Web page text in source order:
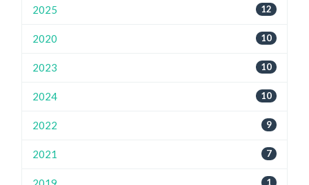
12
2025
10
2020
10
2023
10
2024
9
2022
7
2021
1